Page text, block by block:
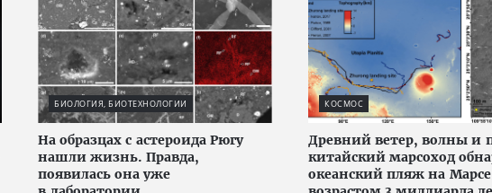
БИОЛОГИЯ, БИОТЕХНОЛОГИИ
На образцах с астероида Рюгу
нашли жизнь. Правда,
появилась она уже
КОСМОС
Древний ветер, волны и
китайский марсоход
океанский пляж на Марсе